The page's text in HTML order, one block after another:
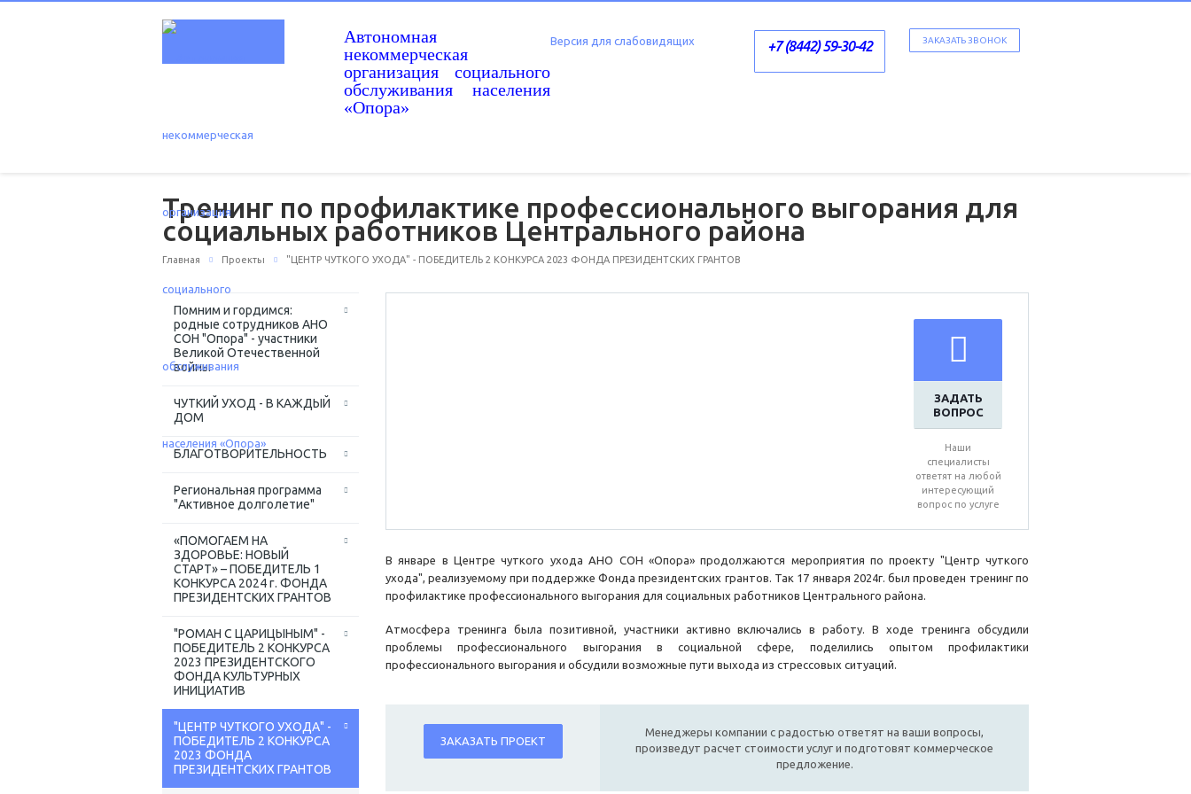
Автономная
некоммерческая
организация социального
обслуживания населения
«Опора»
ЗАКАЗАТЬ ЗВОНОК
+7 (8442) 59-30-42
Версия для слабовидящих
Тренинг по профилактике профессионального выгорания для
социальных работников Центрального района
Главная Проекты "ЦЕНТР ЧУТКОГО УХОДА" - ПОБЕДИТЕЛЬ 2 КОНКУРСА 2023 ФОНДА ПРЕЗИДЕНТСКИХ ГРАНТОВ
Помним и гордимся:
родные сотрудников АНО
СОН "Опора" - участники
Великой Отечественной
войны
ЧУТКИЙ УХОД - В КАЖДЫЙ
ДОМ
БЛАГОТВОРИТЕЛЬНОСТЬ
Региональная программа
"Активное долголетие"
«ПОМОГАЕМ НА
ЗДОРОВЬЕ: НОВЫЙ
СТАРТ» – ПОБЕДИТЕЛЬ 1
КОНКУРСА 2024 г. ФОНДА
ПРЕЗИДЕНТСКИХ ГРАНТОВ
"РОМАН С ЦАРИЦЫНЫМ" -
ПОБЕДИТЕЛЬ 2 КОНКУРСА
2023 ПРЕЗИДЕНТСКОГО
ФОНДА КУЛЬТУРНЫХ
ИНИЦИАТИВ
"ЦЕНТР ЧУТКОГО УХОДА" -
ПОБЕДИТЕЛЬ 2 КОНКУРСА
2023 ФОНДА
ПРЕЗИДЕНТСКИХ ГРАНТОВ
ЗАДАТЬ
ВОПРОС
Наши
специалисты
ответят на любой
интересующий
вопрос по услуге
В январе в Центре чуткого ухода АНО СОН «Опора» продолжаются мероприятия по проекту "Центр чуткого
ухода", реализуемому при поддержке Фонда президентских грантов. Так 17 января 2024г. был проведен тренинг по
профилактике профессионального выгорания для социальных работников Центрального района.
Атмосфера тренинга была позитивной, участники активно включались в работу. В ходе тренинга обсудили
проблемы профессионального выгорания в социальной сфере, поделились опытом профилактики
профессионального выгорания и обсудили возможные пути выхода из стрессовых ситуаций.
ЗАКАЗАТЬ ПРОЕКТ
Менеджеры компании с радостью ответят на ваши вопросы,
произведут расчет стоимости услуг и подготовят коммерческое
предложение.